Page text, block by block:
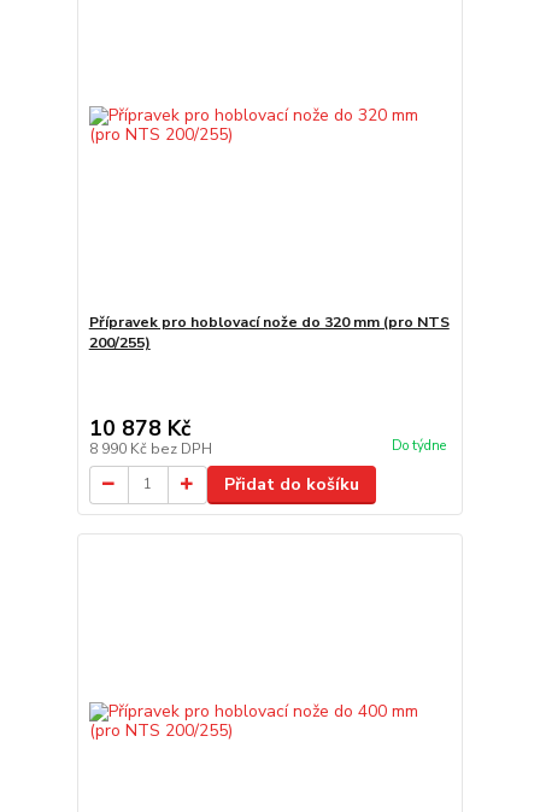
Přípravek pro hoblovací nože do 320 mm (pro NTS
200/255)
10 878 Kč
8 990 Kč bez DPH Do týdne
Přidat do košíku